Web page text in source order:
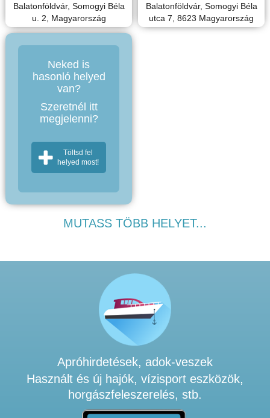
Balatonföldvár, Somogyi Béla
u. 2, Magyarország
Balatonföldvár, Somogyi Béla
utca 7, 8623 Magyarország
Neked is
hasonló helyed
van?
Szeretnél itt
megjelenni?
Töltsd fel
helyed most!
MUTASS TÖBB HELYET...
Apróhirdetések, adok-veszek
Használt és új hajók, vízisport eszközök,
horgászfeleszerelés, stb.